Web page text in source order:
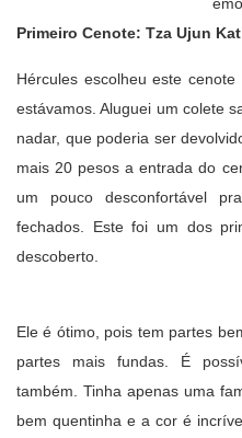
Primeiro Cenote: Tza Ujun Kat
Hércules escolheu este
estávamos. Aluguei um colete
nadar, que poderia ser
mais 20 pesos a entrada do
um pouco desconfortável
fechados. Este foi um dos
descoberto.
Ele é ótimo, pois tem partes
partes mais fundas. É
também. Tinha apenas uma
bem quentinha e a cor é